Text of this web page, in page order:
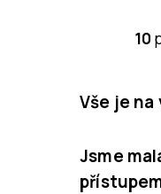
10
Vše je
Jsme